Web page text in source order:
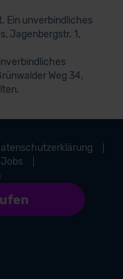
Ein unverbindliches
Jagenbergstr. 1,
Weg 34,
Jobs